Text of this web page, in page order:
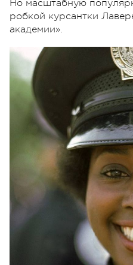
Но масштабную
робкой курсантки
академии».